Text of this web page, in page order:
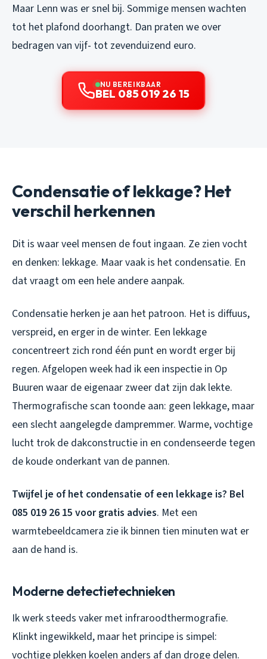
Maar Lenn was er snel bij. Sommige mensen wachten
tot het plafond doorhangt. Dan praten we over
bedragen van vijf- tot zevenduizend euro.
NU BEREIKBAAR
BEL 085 019 26 15
Condensatie of lekkage? Het
verschil herkennen
Dit is waar veel mensen de fout ingaan. Ze zien vocht
en denken: lekkage. Maar vaak is het condensatie. En
dat vraagt om een hele andere aanpak.
Condensatie herken je aan het patroon. Het is diffuus,
verspreid, en erger in de winter. Een lekkage
concentreert zich rond één punt en wordt erger bij
regen. Afgelopen week had ik een inspectie in Op
Buuren waar de eigenaar zweer dat zijn dak lekte.
Thermografische scan toonde aan: geen lekkage, maar
een slecht aangelegde dampremmer. Warme, vochtige
lucht trok de dakconstructie in en condenseerde tegen
de koude onderkant van de pannen.
Twijfel je of het condensatie of een lekkage is? Bel
085 019 26 15 voor gratis advies. Met een
warmtebeeldcamera zie ik binnen tien minuten wat er
aan de hand is.
Moderne detectietechnieken
Ik werk steeds vaker met infraroodthermografie.
Klinkt ingewikkeld, maar het principe is simpel:
vochtige plekken koelen anders af dan droge delen.